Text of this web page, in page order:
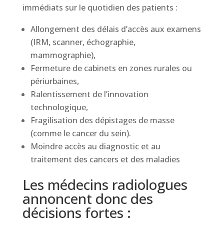
immédiats sur le quotidien des patients :
Allongement des délais d’accès aux examens
(IRM, scanner, échographie,
mammographie),
Fermeture de cabinets en zones rurales ou
périurbaines,
Ralentissement de l’innovation
technologique,
Fragilisation des dépistages de masse
(comme le cancer du sein).
Moindre accès au diagnostic et au
traitement des cancers et des maladies
Les médecins radiologues
annoncent donc des
décisions fortes :